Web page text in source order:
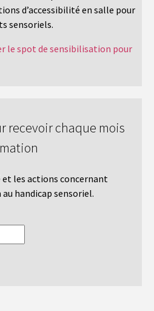
d’accessibilité en salle pour
sensoriels.
le spot de sensibilisation pour
recevoir chaque mois
les actions concernant
handicap sensoriel.